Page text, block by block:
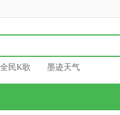
全民K歌 墨迹天气